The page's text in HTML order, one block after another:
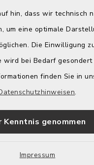
hin, dass wir technisch
um eine optimale
Die Einwilligung
wird bei Bedarf
finden Sie in
.
Kenntnis genommen
Impressum
Barrierefreiheit
Impressum
Sitemap